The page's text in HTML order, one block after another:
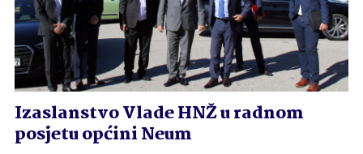
Izaslanstvo Vlade HNŽ u radnom
posjetu općini Neum